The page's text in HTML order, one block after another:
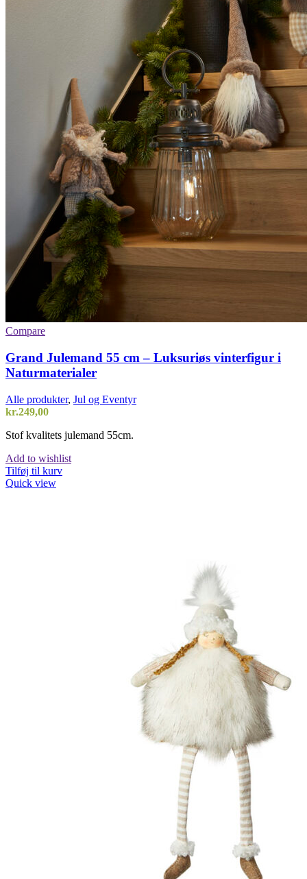
Compare
Grand Julemand 55 cm – Luksuriøs vinterfigur i
Naturmaterialer
Alle produkter, Jul og Eventyr
kr.249,00
Stof kvalitets julemand 55cm.
Add to wishlist
Tilføj til kurv
Quick view